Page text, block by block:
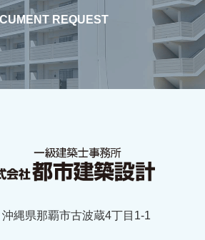
REQUEST
縄県那覇市古波蔵4丁目1-1